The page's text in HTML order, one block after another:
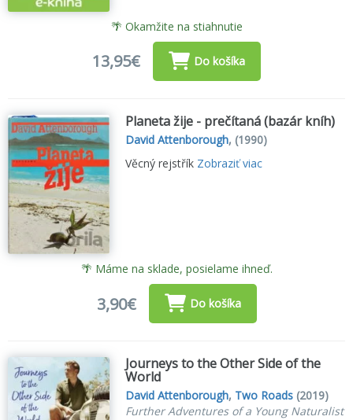
🌴 Okamžite na stiahnutie
13,95€ Do košíka
Planeta žije - prečítaná (bazár kníh)
David Attenborough, (1990)
Věcný rejstřík Zobraziť viac
🌴 Máme na sklade, posielame ihneď.
3,90€ Do košíka
Journeys to the Other Side of the
World
David Attenborough, Two Roads (2019)
Further Adventures of a Young Naturalist